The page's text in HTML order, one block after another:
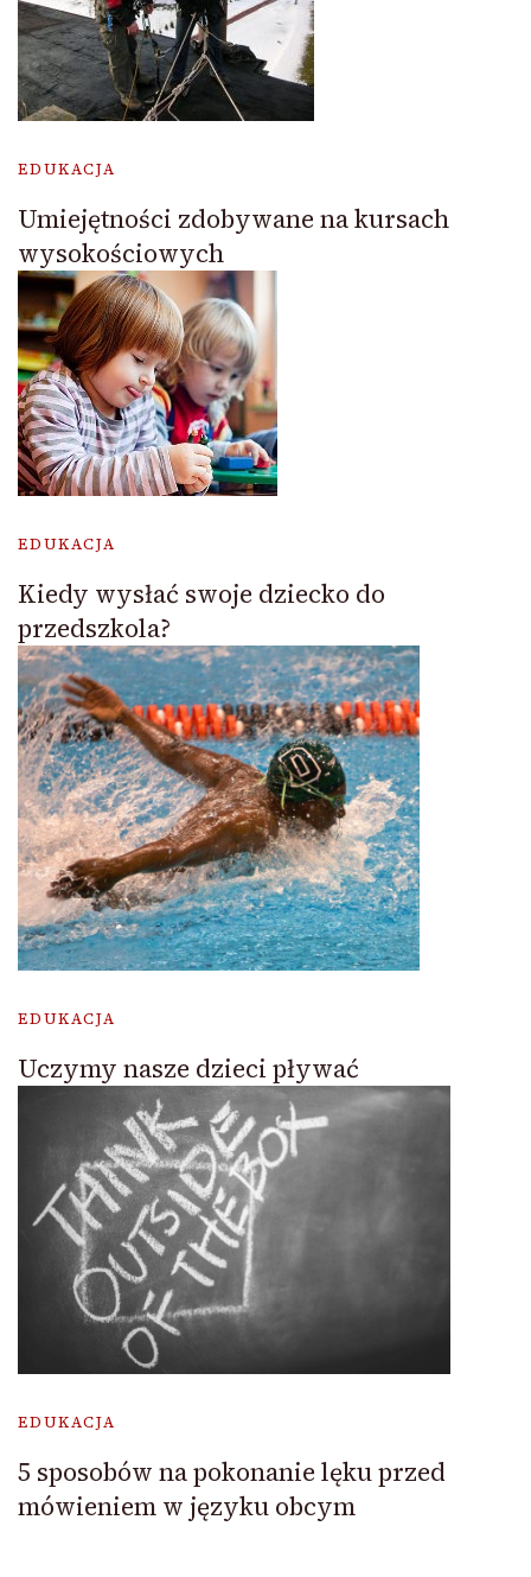
EDUKACJA
Umiejętności zdobywane na kursach
wysokościowych
EDUKACJA
Kiedy wysłać swoje dziecko do
przedszkola?
EDUKACJA
Uczymy nasze dzieci pływać
EDUKACJA
5 sposobów na pokonanie lęku przed
mówieniem w języku obcym